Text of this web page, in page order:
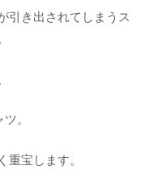
引き出されてしまうス
。
宝します。